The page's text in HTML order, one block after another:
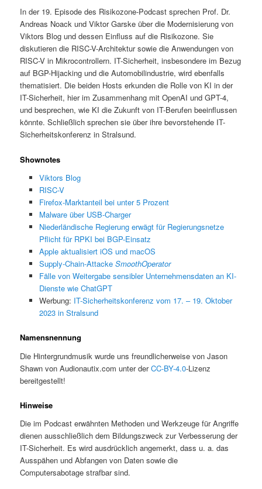
In der 19. Episode des Risikozone-Podcast sprechen Prof. Dr.
Andreas Noack und Viktor Garske über die Modernisierung von
Viktors Blog und dessen Einfluss auf die Risikozone. Sie
diskutieren die RISC-V-Architektur sowie die Anwendungen von
RISC-V in Mikrocontrollern. IT-Sicherheit, insbesondere im Bezug
auf BGP-Hijacking und die Automobilindustrie, wird ebenfalls
thematisiert. Die beiden Hosts erkunden die Rolle von KI in der
IT-Sicherheit, hier im Zusammenhang mit OpenAI und GPT-4,
und besprechen, wie KI die Zukunft von IT-Berufen beeinflussen
könnte. Schließlich sprechen sie über ihre bevorstehende IT-
Sicherheitskonferenz in Stralsund.
Shownotes
Viktors Blog
RISC-V
Firefox-Marktanteil bei unter 5 Prozent
Malware über USB-Charger
Niederländische Regierung erwägt für Regierungsnetze
Pflicht für RPKI bei BGP-Einsatz
Apple aktualisiert iOS und macOS
Supply-Chain-Attacke SmoothOperator
Fälle von Weitergabe sensibler Unternehmensdaten an KI-
Dienste wie ChatGPT
Werbung: IT-Sicherheitskonferenz vom 17. – 19. Oktober
2023 in Stralsund
Namensnennung
Die Hintergrundmusik wurde uns freundlicherweise von Jason
Shawn von Audionautix.com unter derCC-BY-4.0-Lizenz
bereitgestellt!
Hinweise
Die im Podcast erwähnten Methoden und Werkzeuge für Angriffe
dienen ausschließlich dem Bildungszweck zur Verbesserung der
IT-Sicherheit. Es wird ausdrücklich angemerkt, dass u. a. das
Ausspähen und Abfangen von Daten sowie die
Computersabotage strafbar sind.